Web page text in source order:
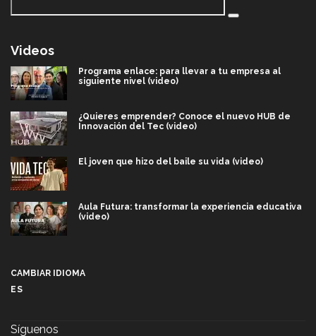
Videos
Programa enlace: para llevar a tu empresa al
siguiente nivel (video)
¿Quieres emprender? Conoce el nuevo HUB de
Innovación del Tec (video)
El joven que hizo del baile su vida (video)
Aula Futura: transformar la experiencia educativa
(video)
CAMBIAR IDIOMA
ES
Síguenos